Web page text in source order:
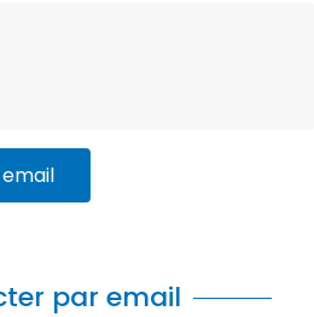
par email